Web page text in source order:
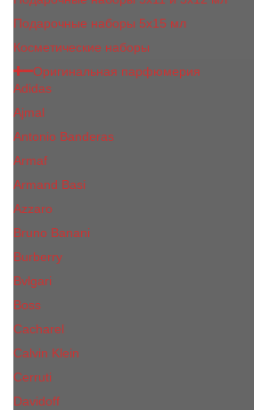
Подарочные наборы 5x15 мл
Косметические наборы
Оригинальная парфюмерия
Adidas
Ajmal
Antonio Banderas
Armaf
Armand Basi
Azzaro
Bruno Banani
Burberry
Bvlgari
Boss
Cacharel
Calvin Klein
Cerruti
Davidoff